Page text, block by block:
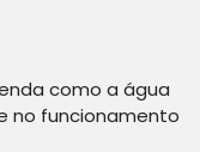
como a água
no funcionamento